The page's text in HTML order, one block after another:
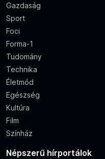
Gazdaság
Sport
Foci
Forma-1
Tudomány
Technika
Életmód
Egészség
Kultúra
Film
Színház
Népszerű hírportálok